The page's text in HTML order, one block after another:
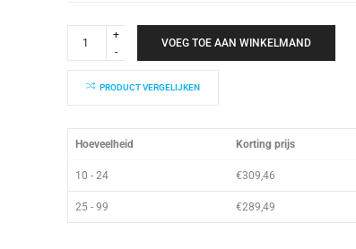
Rechthoekige
Koker
50x50x2000mm
VOEG TOE AAN WINKELMAND
PRODUCT VERGELIJKEN
Hoeveelheid Korting prijs
10 - 24 €309,46
25 - 99 €289,49